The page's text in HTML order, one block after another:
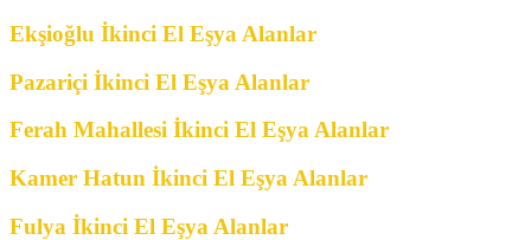
Ekşioğlu İkinci El Eşya Alanlar
Pazariçi İkinci El Eşya Alanlar
Ferah Mahallesi İkinci El Eşya Alanlar
Kamer Hatun İkinci El Eşya Alanlar
Fulya İkinci El Eşya Alanlar